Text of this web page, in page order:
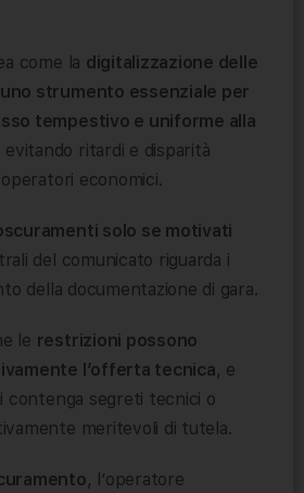
come la digitalizzazione delle
strumento essenziale per
tempestivo e uniforme alla
evitando ritardi e disparità
economici.
solo se motivati
del comunicato riguarda i
della documentazione di gara.
le restrizioni possono
l’offerta tecnica, e
contenga segreti tecnici o
meritevoli di tutela.
, l’operatore